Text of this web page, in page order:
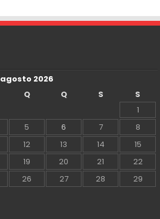
agosto 2026
Q Q S
S
1
5 6 7
8
12 13 14
15
19 20 21
22
26 27 28
29